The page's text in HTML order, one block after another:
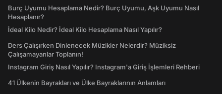
Burç Uyumu Hesaplama Nedir? Burç Uyumu, Aşk Uyumu Nasıl
Hesaplanır?
İdeal Kilo Nedir? İdeal Kilo Hesaplama Nasıl Yapılır?
Ders Çalışırken Dinlenecek Müzikler Nelerdir? Müziksiz
Çalışamayanlar Toplanın!
Instagram Giriş Nasıl Yapılır? Instagram'a Giriş İşlemleri Rehberi
41 Ülkenin Bayrakları ve Ülke Bayraklarının Anlamları